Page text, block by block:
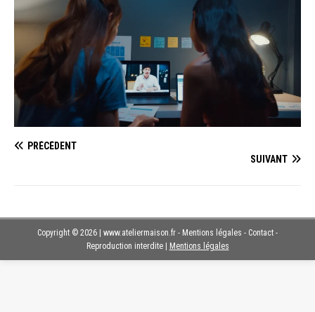
PRÉCÉDENT
SUIVANT
Copyright © 2026 | www.ateliermaison.fr - Mentions légales - Contact -
Reproduction interdite | Mentions légales